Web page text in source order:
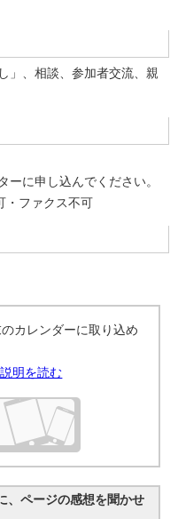
」、相談、参加者交流、親
ーに申し込んでください。
ファクス不可
カレンダーに取り込め
明を読む
、ページの感想を聞かせ